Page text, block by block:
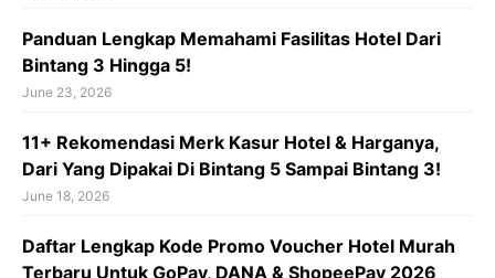
Panduan Lengkap Memahami Fasilitas Hotel Dari
Bintang 3 Hingga 5!
June 23, 2026
11+ Rekomendasi Merk Kasur Hotel & Harganya,
Dari Yang Dipakai Di Bintang 5 Sampai Bintang 3!
June 18, 2026
Daftar Lengkap Kode Promo Voucher Hotel Murah
Terbaru Untuk GoPay, DANA & ShopeePay 2026